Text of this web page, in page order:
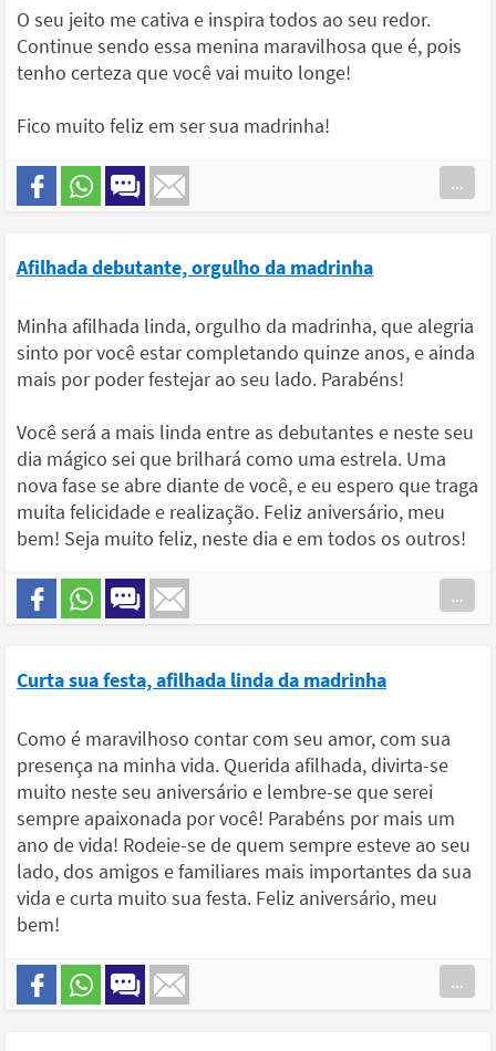
O seu jeito me cativa e inspira todos ao seu redor.
Continue sendo essa menina maravilhosa que é, pois
tenho certeza que você vai muito longe!
Fico muito feliz em ser sua madrinha!
...
Afilhada debutante, orgulho da madrinha
Minha afilhada linda, orgulho da madrinha, que alegria
sinto por você estar completando quinze anos, e ainda
mais por poder festejar ao seu lado. Parabéns!
Você será a mais linda entre as debutantes e neste seu
dia mágico sei que brilhará como uma estrela. Uma
nova fase se abre diante de você, e eu espero que traga
muita felicidade e realização. Feliz aniversário, meu
bem! Seja muito feliz, neste dia e em todos os outros!
...
Curta sua festa, afilhada linda da madrinha
Como é maravilhoso contar com seu amor, com sua
presença na minha vida. Querida afilhada, divirta-se
muito neste seu aniversário e lembre-se que serei
sempre apaixonada por você! Parabéns por mais um
ano de vida! Rodeie-se de quem sempre esteve ao seu
lado, dos amigos e familiares mais importantes da sua
vida e curta muito sua festa. Feliz aniversário, meu
bem!
...